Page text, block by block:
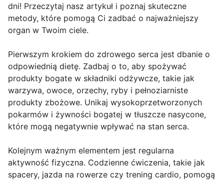
dni! Przeczytaj nasz artykuł i poznaj skuteczne
metody, które pomogą Ci zadbać o najważniejszy
organ w Twoim ciele.
Pierwszym krokiem do zdrowego serca jest dbanie o
odpowiednią dietę. Zadbaj o to, aby spożywać
produkty bogate w składniki odżywcze, takie jak
warzywa, owoce, orzechy, ryby i pełnoziarniste
produkty zbożowe. Unikaj wysokoprzetworzonych
pokarmów i żywności bogatej w tłuszcze nasycone,
które mogą negatywnie wpływać na stan serca.
Kolejnym ważnym elementem jest regularna
aktywność fizyczna. Codzienne ćwiczenia, takie jak
spacery, jazda na rowerze czy trening cardio, pomogą